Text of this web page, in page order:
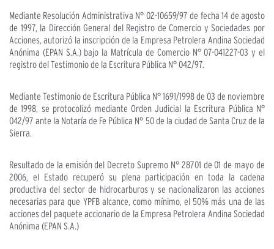
Mediante Resolución Administrativa N° 02-10659/97 de fecha 14 de agosto
de 1997, la Dirección General del Registro de Comercio y Sociedades por
Acciones, autorizó la inscripción de la Empresa Petrolera Andina Sociedad
Anónima (EPAN S.A.) bajo la Matrícula de Comercio N° 07-041227-03 y el
registro del Testimonio de la Escritura Pública N° 042/97.
Mediante Testimonio de Escritura Pública N° 1691/1998 de 03 de noviembre
de 1998, se protocolizó mediante Orden Judicial la Escritura Pública N°
042/97 ante la Notaría de Fe Pública N° 50 de la ciudad de Santa Cruz de la
Sierra.
Resultado de la emisión del Decreto Supremo N° 28701 de 01 de mayo de
2006, el Estado recuperó su plena participación en toda la cadena
productiva del sector de hidrocarburos y se nacionalizaron las acciones
necesarias para que YPFB alcance, como mínimo, el 50% más una de las
acciones del paquete accionario de la Empresa Petrolera Andina Sociedad
Anónima (EPAN S.A.)